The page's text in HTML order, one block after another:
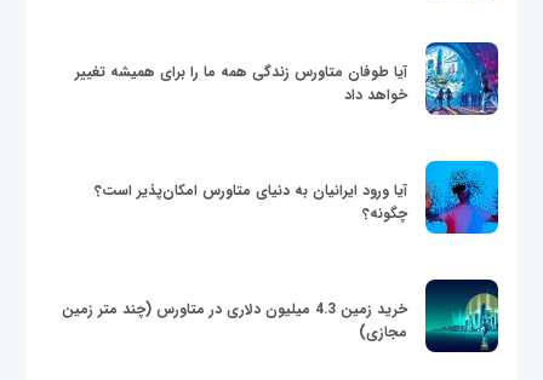
آیا طوفان متاورس زندگی همه ما را برای همیشه تغییر
خواهد داد
آیا ورود ایرانیان به دنیای متاورس امکان‌پذیر است؟
چگونه؟
خرید زمین 4.3 میلیون دلاری در متاورس (چند متر زمین
مجازی)